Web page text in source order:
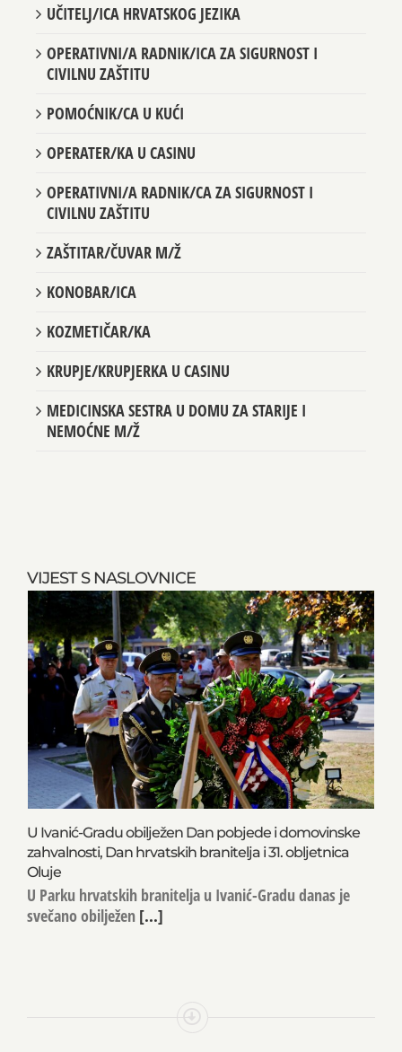
VIJEST S NASLOVNICE
U Ivanić-Gradu obilježen Dan pobjede i domovinske
zahvalnosti, Dan hrvatskih branitelja i 31. obljetnica
Oluje
U Parku hrvatskih branitelja u Ivanić-Gradu danas je
svečano obilježen [...]
UČITELJ/ICA HRVATSKOG JEZIKA
OPERATIVNI/A RADNIK/ICA ZA SIGURNOST I
CIVILNU ZAŠTITU
POMOĆNIK/CA U KUĆI
OPERATER/KA U CASINU
OPERATIVNI/A RADNIK/CA ZA SIGURNOST I
CIVILNU ZAŠTITU
ZAŠTITAR/ČUVAR M/Ž
KONOBAR/ICA
KOZMETIČAR/KA
KRUPJE/KRUPJERKA U CASINU
MEDICINSKA SESTRA U DOMU ZA STARIJE I
NEMOĆNE M/Ž